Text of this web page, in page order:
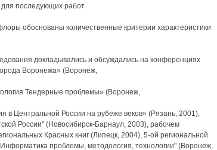
последующих работ
обоснованы количественные критерии характеристики
докладывались и обсуждались на конференциях
Воронежа» (Воронеж,
Тендерные проблемы» (Воронеж,
в Центральной России на рубеже веков» (Рязань, 2001),
России" (Новосибирск-Барнаул, 2003), рабочем
Красных книг (Липецк, 2004), 5-ой региональной
проблемы, методология, технологии" (Воронеж,